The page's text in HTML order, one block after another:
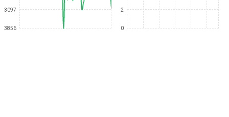
3097
3856
2
0